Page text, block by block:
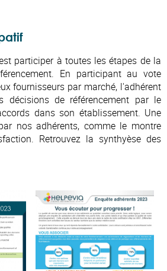
participer à toutes les étapes de la
En participant au vote
fournisseurs par marché, l'adhérent
décisions de référencement par le
dans son établissement. Une
nos adhérents, comme le montre
Retrouvez la synthyèse des